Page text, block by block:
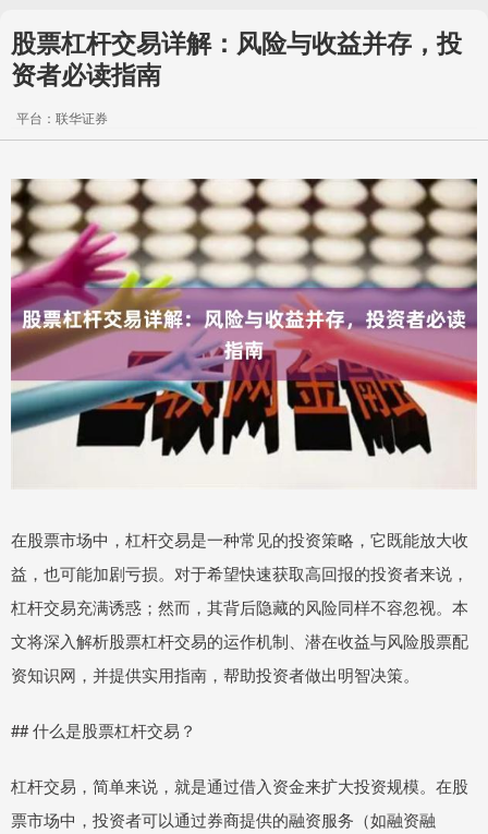
股票杠杆交易详解：风险与收益并存，投
资者必读指南
平台：联华证券
在股票市场中，杠杆交易是一种常见的投资策略，它既能放大收
益，也可能加剧亏损。对于希望快速获取高回报的投资者来说，
杠杆交易充满诱惑；然而，其背后隐藏的风险同样不容忽视。本
文将深入解析股票杠杆交易的运作机制、潜在收益与风险股票配
资知识网，并提供实用指南，帮助投资者做出明智决策。
## 什么是股票杠杆交易？
杠杆交易，简单来说，就是通过借入资金来扩大投资规模。在股
票市场中，投资者可以通过券商提供的融资服务（如融资融